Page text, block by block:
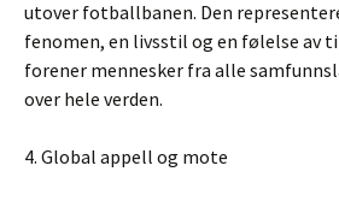
utover fotballbanen. Den
fenomen, en livsstil og en følelse av
forener mennesker fra alle
over hele verden.
4. Global appell og mote